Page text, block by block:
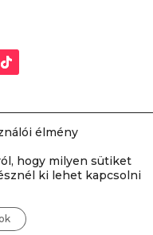
Szalon | 2014-
|ÁSZF|
élmény
hogy milyen sütiket
ki lehet kapcsolni